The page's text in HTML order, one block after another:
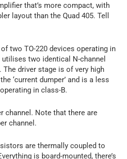
that’s more compact, with
layout than the Quad 405. Tell
two TO-220 devices operating in
two identical N-channel
The driver stage is of very high
‘current dumper’ and is a less
in class-B.
channel. Note that there are
channel.
are thermally coupled to
is board-mounted, there’s